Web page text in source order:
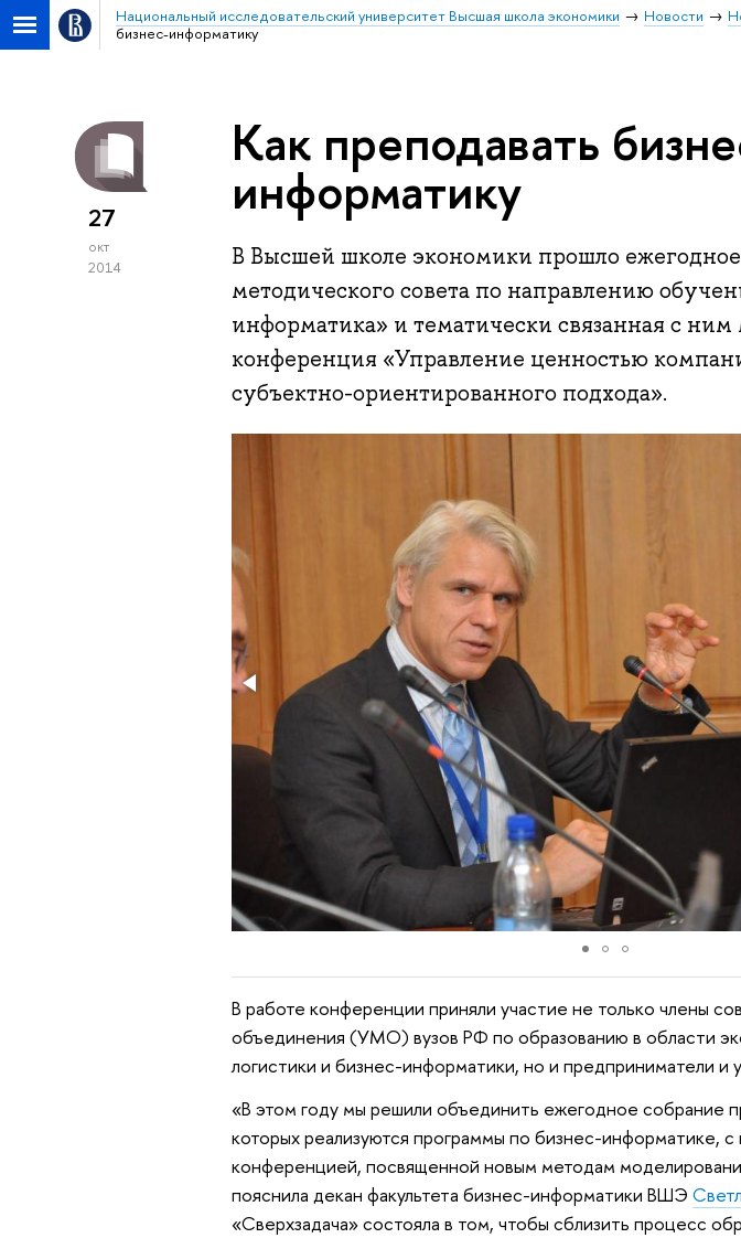
Национальный исследовательский университет Высшая школа экономики Новости
бизнес-информатику
27
окт
2014
Как преподавать
информатику
В Высшей школе экономики прошло
методического совета по направлению
информатика» и тематически связанная с
конференция «Управление ценностью
субъектно-ориентированного подхода».
В работе конференции приняли участие не только члены
объединения (УМО) вузов РФ по образованию в области
логистики и бизнес-информатики, но и предприниматели и
«В этом году мы решили объединить ежегодное собрание
которых реализуются программы по бизнес-информатике, с
конференцией, посвященной новым методам
пояснила декан факультета бизнес-информатики ВШЭ
«Сверхзадача» состояла в том, чтобы сблизить процесс